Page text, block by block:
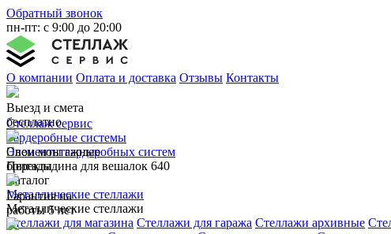
Обратный звонок
пн-пт: с 9:00 до 20:00
О компании Оплата и доставка Отзывы Контакты
Выезд и смета
бесплатно
Свои монтажные
бригады
Гарантия на
работы 5 лет
Стеллаж сервис
Гардеробные системы
Элементы гардеробных систем
Перекладина для вешалок 640
Каталог
Металлические стеллажи
Металлические стеллажи
Стеллажи для магазина Стеллажи для гаража Стеллажи архивные